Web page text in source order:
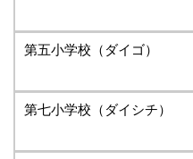
第五小学校（ダイゴ）
第七小学校（ダイシチ）